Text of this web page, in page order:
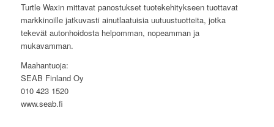
Turtle Waxin mittavat panostukset tuotekehitykseen tuottavat
markkinoille jatkuvasti ainutlaatuisia uutuustuotteita, jotka
tekevät autonhoidosta helpomman, nopeamman ja
mukavamman.
Maahantuoja:
SEAB Finland Oy
010 423 1520
www.seab.fi